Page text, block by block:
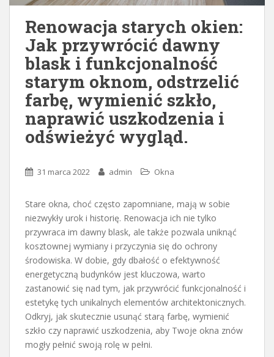
Renowacja starych okien:
Jak przywrócić dawny
blask i funkcjonalność
starym oknom, odstrzelić
farbę, wymienić szkło,
naprawić uszkodzenia i
odświeżyć wygląd.
31 marca 2022 admin Okna
Stare okna, choć często zapomniane, mają w sobie
niezwykły urok i historię. Renowacja ich nie tylko
przywraca im dawny blask, ale także pozwala uniknąć
kosztownej wymiany i przyczynia się do ochrony
środowiska. W dobie, gdy dbałość o efektywność
energetyczną budynków jest kluczowa, warto
zastanowić się nad tym, jak przywrócić funkcjonalność i
estetykę tych unikalnych elementów architektonicznych.
Odkryj, jak skutecznie usunąć starą farbę, wymienić
szkło czy naprawić uszkodzenia, aby Twoje okna znów
mogły pełnić swoją rolę w pełni.